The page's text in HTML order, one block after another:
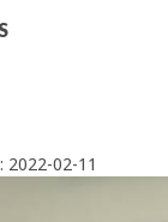
2022-02-11